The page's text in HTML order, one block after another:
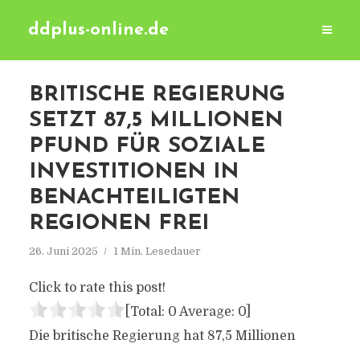
ddplus-online.de
BRITISCHE REGIERUNG
SETZT 87,5 MILLIONEN
PFUND FÜR SOZIALE
INVESTITIONEN IN
BENACHTEILIGTEN
REGIONEN FREI
26. Juni 2025 1 Min. Lesedauer
Click to rate this post!
[Total: 0 Average: 0]
Die britische Regierung hat 87,5 Millionen